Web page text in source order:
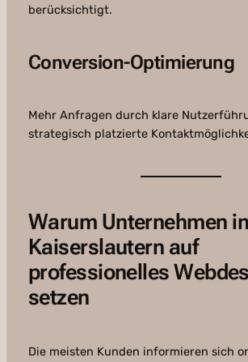
berücksichtigt.
Conversion-Optimierung
Mehr Anfragen durch klare
strategisch platzierte
Warum Unternehmen in
Kaiserslautern auf
professionelles
setzen
Die meisten Kunden informieren sich